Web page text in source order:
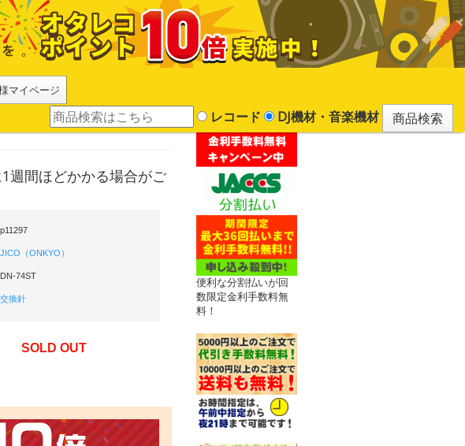
マイページ
レコード DJ機材・音楽機材
便利な分割払いが回
数限定金利手数料無
料！
週間ほどかかる場合がご
p11297
JICO（ONKYO）
DN-74ST
交換針
SOLD OUT